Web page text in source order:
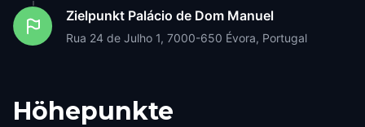
Zielpunkt Palácio de Dom Manuel
Rua 24 de Julho 1, 7000-650 Évora, Portugal
Höhepunkte